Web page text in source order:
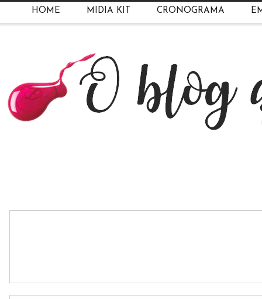
HOME MIDIA KIT CRONOGRAMA